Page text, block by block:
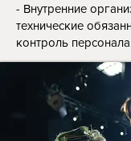
- Внутренние
технические
контроль